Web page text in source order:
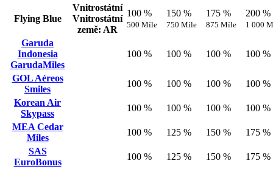
Flying Blue
Vnitrostátní
Vnitrostátní
země: AR
100 %
500 Míle
150 %
750 Míle
175 %
875 Míle
200 %
1 000
Garuda
Indonesia
GarudaMiles
100 % 100 % 100 % 100 %
GOL Aéreos
Smiles
100 % 100 % 100 %
100 %
Korean Air
Skypass
100 % 100 % 100 %
100 %
MEA Cedar
Miles
100 % 125 % 150 %
175 %
SAS
EuroBonus
100 % 125 % 150 %
175 %